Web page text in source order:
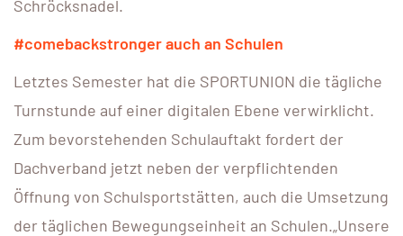
Schröcksnadel.
#comebackstronger auch an Schulen
Letztes Semester hat die SPORTUNION die tägliche
Turnstunde auf einer digitalen Ebene verwirklicht.
Zum bevorstehenden Schulauftakt fordert der
Dachverband jetzt neben der verpflichtenden
Öffnung von Schulsportstätten, auch die Umsetzung
der täglichen Bewegungseinheit an Schulen.„Unsere